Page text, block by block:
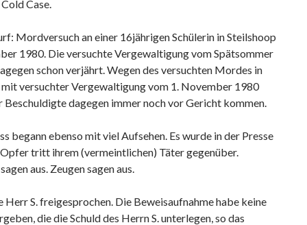
Case.
Mordversuch an einer 16jährigen Schülerin in Steilshoop
1980. Die versuchte Vergewaltigung vom Spätsommer
schon verjährt. Wegen des versuchten Mordes in
versuchter Vergewaltigung vom 1. November 1980
Beschuldigte dagegen immer noch vor Gericht kommen.
begann ebenso mit viel Aufsehen. Es wurde in der Presse
tritt ihrem (vermeintlichen) Täter gegenüber.
aus. Zeugen sagen aus.
Herr S. freigesprochen. Die Beweisaufnahme habe keine
die die Schuld des Herrn S. unterlegen, so das